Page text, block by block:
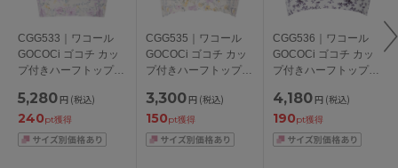
CGG533｜ワコール
GOCOCi ゴコチ カッ
プ付きハーフトップ
5,280 円 (税込)
240pt獲得
CGG535｜ワコール
GOCOCi ゴコチ カッ
プ付きハーフトップ
3,300 円 (税込)
150pt獲得
CGG536｜ワコール
GOCOCi ゴコチ カッ
プ付きハーフトップ
4,180 円 (税込)
190pt獲得